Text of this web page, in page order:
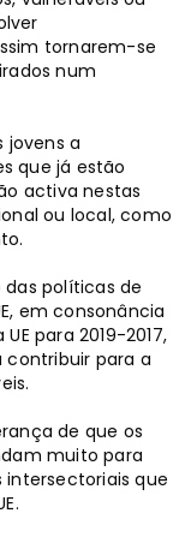
tornarem-se
num
jovens a
que já estão
activa nestas
ou local, como
políticas de
em consonância
para 2019-2017,
para a
de que os
muito para
intersectoriais que